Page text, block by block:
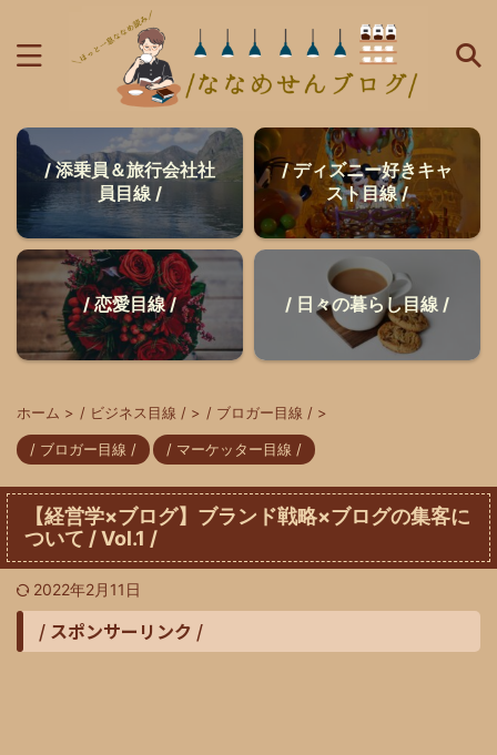
/ 添乗員＆旅行会社社
員目線 /
/ ディズニー好きキャ
スト目線 /
/ 恋愛目線 / / 日々の暮らし目線 /
ホーム > / ビジネス目線 / > / ブロガー目線 / >
/ ブロガー目線 / / マーケッター目線 /
【経営学×ブログ】ブランド戦略×ブログの集客に
ついて / Vol.1 /
2022年2月11日
/ スポンサーリンク /